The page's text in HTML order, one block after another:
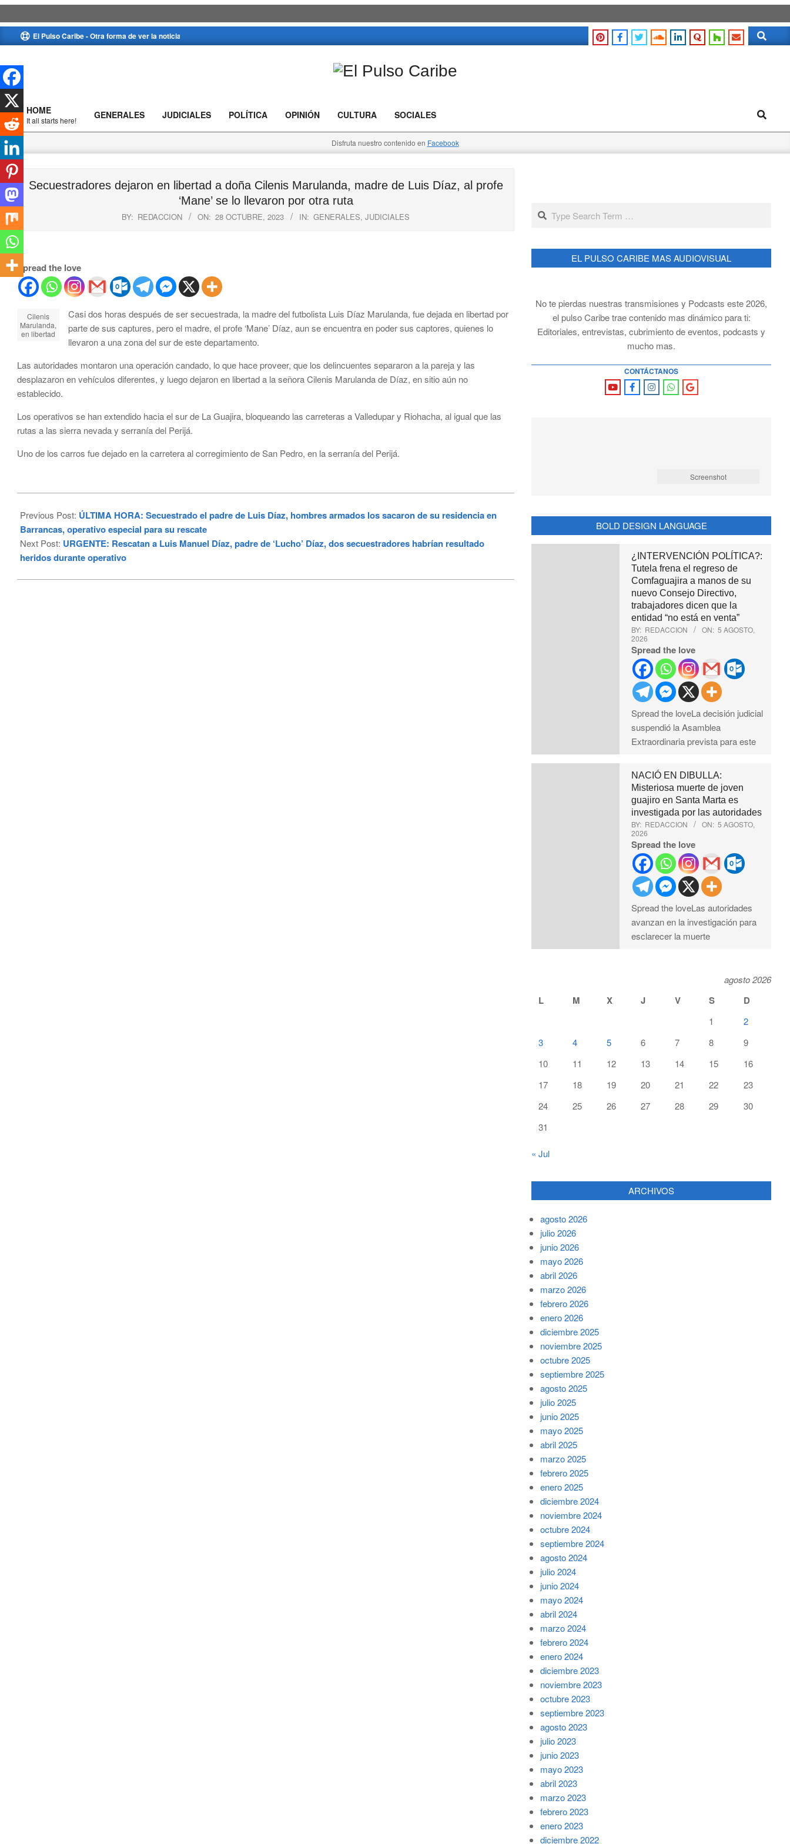
to
El Pulso Caribe - Otra forma de ver la noticia Search
Caribe
Primary
Navigation
Menu
HOME
It all starts here! GENERALES JUDICIALES POLÍTICA OPINIÓN CULTURA SOCIALES Search
Disfruta nuestro contenido en Facebook
Secuestradores dejaron en libertad a doña Cilenis Marulanda, madre de Luis Díaz, al profe
‘Mane’ se lo llevaron por otra ruta
BY: REDACCION ON: 28 OCTUBRE, 2023 IN: GENERALES, JUDICIALES
Spread the love
Cilenis
Marulanda,
en libertad
Casi dos horas después de ser secuestrada, la madre del futbolista Luis Díaz Marulanda, fue dejada en libertad por
parte de sus captures, pero el madre, el profe ‘Mane’ Díaz, aun se encuentra en poder sus captores, quienes lo
llevaron a una zona del sur de este departamento.
Las autoridades montaron una operación candado, lo que hace proveer, que los delincuentes separaron a la pareja y las
desplazaron en vehículos diferentes, y luego dejaron en libertad a la señora Cilenis Marulanda de Díaz, en sitio aún no
establecido.
Los operativos se han extendido hacia el sur de La Guajira, bloqueando las carreteras a Valledupar y Riohacha, al igual que las
rutas a las sierra nevada y serranía del Perijá.
Uno de los carros fue dejado en la carretera al corregimiento de San Pedro, en la serranía del Perijá.
10-
28
Previous Post: ÚLTIMA HORA: Secuestrado el padre de Luis Díaz, hombres armados los sacaron de su residencia en
Barrancas, operativo especial para su rescate
Next Post: URGENTE: Rescatan a Luis Manuel Díaz, padre de ‘Lucho’ Díaz, dos secuestradores habrían resultado
heridos durante operativo
Search
EL PULSO CARIBE MAS AUDIOVISUAL
No te pierdas nuestras transmisiones y Podcasts este 2026,
el pulso Caribe trae contenido mas dinámico para ti:
Editoriales, entrevistas, cubrimiento de eventos, podcasts y
mucho mas.
CONTÁCTANOS
Screenshot
BOLD DESIGN LANGUAGE
¿INTERVENCIÓN POLÍTICA?:
Tutela frena el regreso de
Comfaguajira a manos de su
nuevo Consejo Directivo,
trabajadores dicen que la
entidad “no está en venta”
BY: REDACCION ON: 5 AGOSTO,
2026
Spread the love
Spread the loveLa decisión judicial
suspendió la Asamblea
Extraordinaria prevista para este
NACIÓ EN DIBULLA:
Misteriosa muerte de joven
guajiro en Santa Marta es
investigada por las autoridades
BY: REDACCION ON: 5 AGOSTO,
2026
Spread the love
Spread the loveLas autoridades
avanzan en la investigación para
esclarecer la muerte
agosto 2026
L M X J V S D
1
2
3
4 5 6 7 8
9
10
11 12 13 14 15
16
17
18 19 20 21 22
23
24
25 26 27 28 29
30
31
« Jul
ARCHIVOS
agosto 2026
julio 2026
junio 2026
mayo 2026
abril 2026
marzo 2026
febrero 2026
enero 2026
diciembre 2025
noviembre 2025
octubre 2025
septiembre 2025
agosto 2025
julio 2025
junio 2025
mayo 2025
abril 2025
marzo 2025
febrero 2025
enero 2025
diciembre 2024
noviembre 2024
octubre 2024
septiembre 2024
agosto 2024
julio 2024
junio 2024
mayo 2024
abril 2024
marzo 2024
febrero 2024
enero 2024
diciembre 2023
noviembre 2023
octubre 2023
septiembre 2023
agosto 2023
julio 2023
junio 2023
mayo 2023
abril 2023
marzo 2023
febrero 2023
enero 2023
diciembre 2022